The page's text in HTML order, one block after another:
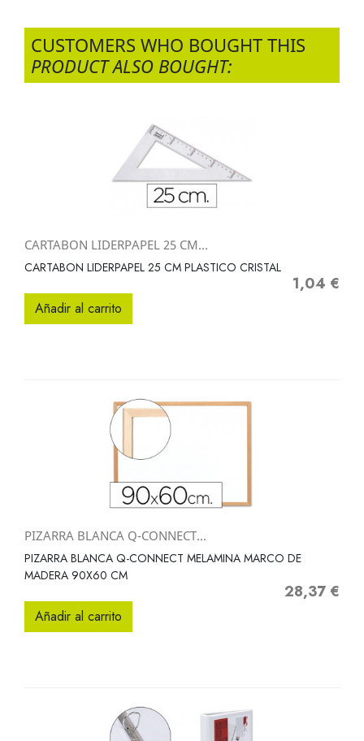
CUSTOMERS WHO BOUGHT THIS
PRODUCT ALSO BOUGHT:
CARTABON LIDERPAPEL 25 CM...
CARTABON LIDERPAPEL 25 CM PLASTICO CRISTAL
Precio
1,04 €
Añadir al carrito
PIZARRA BLANCA Q-CONNECT...
PIZARRA BLANCA Q-CONNECT MELAMINA MARCO DE
MADERA 90X60 CM
Precio
28,37 €
Añadir al carrito